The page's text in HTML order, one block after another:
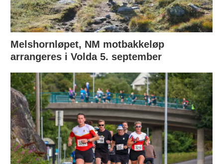
Melshornløpet, NM motbakkeløp
arrangeres i Volda 5. september